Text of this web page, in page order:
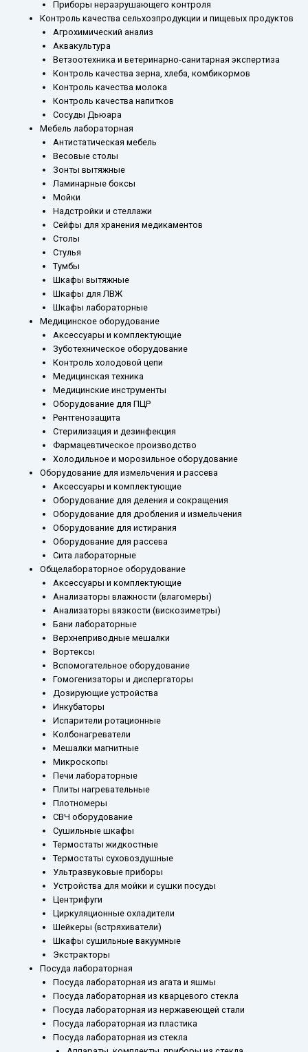
Приборы неразрушающего контроля
Контроль качества сельхозпродукции и пищевых продуктов
Агрохимический анализ
Аквакультура
Ветзоотехника и ветеринарно-санитарная экспертиза
Контроль качества зерна, хлеба, комбикормов
Контроль качества молока
Контроль качества напитков
Сосуды Дьюара
Мебель лабораторная
Антистатическая мебель
Весовые столы
Зонты вытяжные
Ламинарные боксы
Мойки
Надстройки и стеллажи
Сейфы для хранения медикаментов
Столы
Стулья
Тумбы
Шкафы вытяжные
Шкафы для ЛВЖ
Шкафы лабораторные
Медицинское оборудование
Аксессуары и комплектующие
Зуботехническое оборудование
Контроль холодовой цепи
Медицинская техника
Медицинские инструменты
Оборудование для ПЦР
Рентгенозащита
Стерилизация и дезинфекция
Фармацевтическое производство
Холодильное и морозильное оборудование
Оборудование для измельчения и рассева
Аксессуары и комплектующие
Оборудование для деления и сокращения
Оборудование для дробления и измельчения
Оборудование для истирания
Оборудование для рассева
Сита лабораторные
Общелабораторное оборудование
Аксессуары и комплектующие
Анализаторы влажности (влагомеры)
Анализаторы вязкости (вискозиметры)
Бани лабораторные
Верхнеприводные мешалки
Вортексы
Вспомогательное оборудование
Гомогенизаторы и диспергаторы
Дозирующие устройства
Инкубаторы
Испарители ротационные
Колбонагреватели
Мешалки магнитные
Микроскопы
Печи лабораторные
Плиты нагревательные
Плотномеры
СВЧ оборудование
Сушильные шкафы
Термостаты жидкостные
Термостаты суховоздушные
Ультразвуковые приборы
Устройства для мойки и сушки посуды
Центрифуги
Циркуляционные охладители
Шейкеры (встряхиватели)
Шкафы сушильные вакуумные
Экстракторы
Посуда лабораторная
Посуда лабораторная из агата и яшмы
Посуда лабораторная из кварцевого стекла
Посуда лабораторная из нержавеющей стали
Посуда лабораторная из пластика
Посуда лабораторная из стекла